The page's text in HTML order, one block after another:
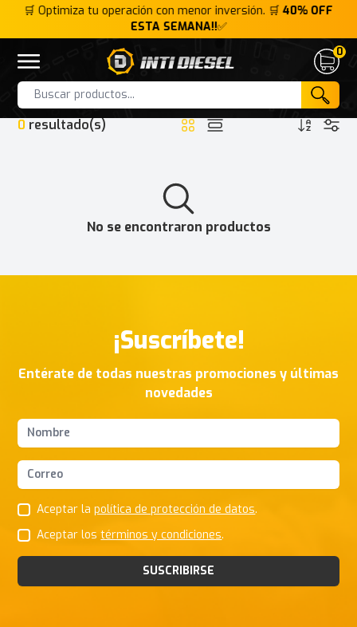
🛒 Optimiza tu operación con menor inversión. 🛒40% OFF
ESTA SEMANA!!✅
Open menu
Inti Diesel
Cart
0
HOME INTERFACE
Products
0 resultado(s)
No se encontraron productos
¡Suscríbete!
Entérate de todas nuestras promociones y últimas
novedades
Nombres y apellidos
Correo Electrónico
Aceptar lapolítica de protección de datos.
Aceptar lostérminos y condiciones.
SUSCRIBIRSE